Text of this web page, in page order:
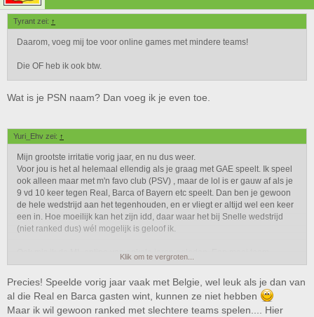
Tyrant zei: ↑
Daarom, voeg mij toe voor online games met mindere teams!
Die OF heb ik ook btw.
Wat is je PSN naam? Dan voeg ik je even toe.
Yuri_Ehv zei: ↑
Mijn grootste irritatie vorig jaar, en nu dus weer.
Voor jou is het al helemaal ellendig als je graag met GAE speelt. Ik speel
ook alleen maar met m'n favo club (PSV) , maar de lol is er gauw af als je
9 vd 10 keer tegen Real, Barca of Bayern etc speelt. Dan ben je gewoon
de hele wedstrijd aan het tegenhouden, en er vliegt er altijd wel een keer
een in. Hoe moeilijk kan het zijn idd, daar waar het bij Snelle wedstrijd
(niet ranked dus) wél mogelijk is geloof ik.
Ook mis ik de ML online van enkele jaren geleden. Een mooi team
opbouwen zonder al die flauwekul met die ronddraaiende ballen, scouts,
Dat myClub spreekt me totaal niet aan. Maak het dan enigszins realistisch.
Jammer.
Klik om te vergroten...
Precies! Speelde vorig jaar vaak met Belgie, wel leuk als je dan van
al die Real en Barca gasten wint, kunnen ze niet hebben
Maar ik wil gewoon ranked met slechtere teams spelen.... Hier